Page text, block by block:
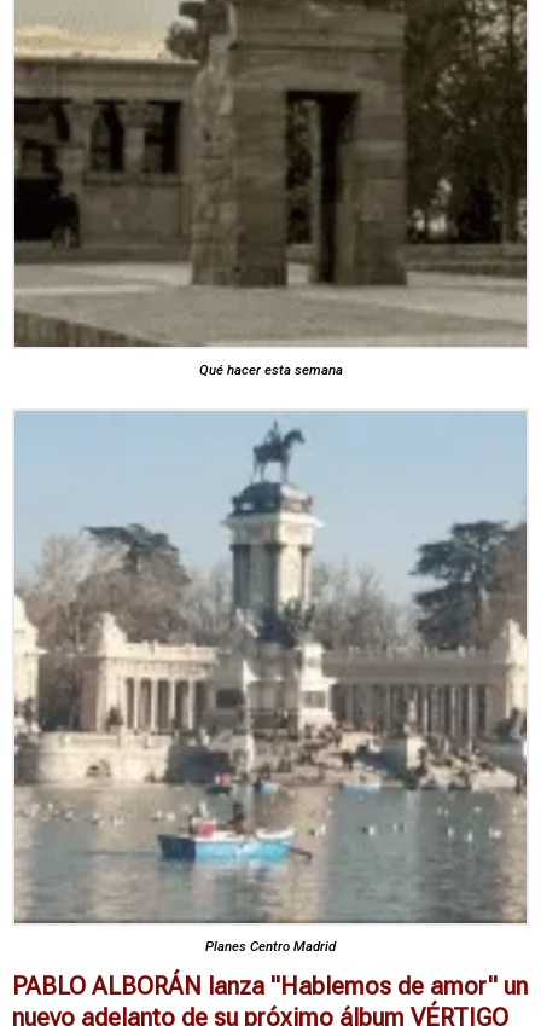
Qué hacer esta semana
Planes Centro Madrid
PABLO ALBORÁN lanza "Hablemos de amor" un
nuevo adelanto de su próximo álbum VÉRTIGO